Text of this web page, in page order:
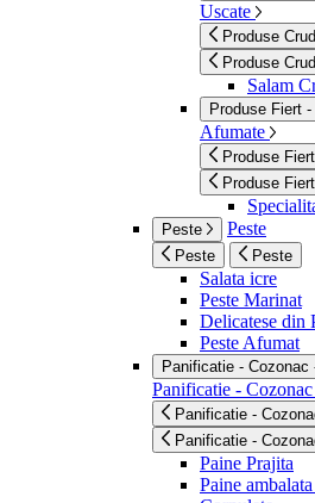
Uscate
Produse
Produse
Salam
Produse Fiert
Afumate
Produse
Produse
Peste Peste
Peste Peste
Salata icre
Peste Marinat
Delicatese din
Peste Afumat
Panificatie - Cozonac
Panificatie -
Panificatie -
Panificatie -
Paine Prajita
Paine